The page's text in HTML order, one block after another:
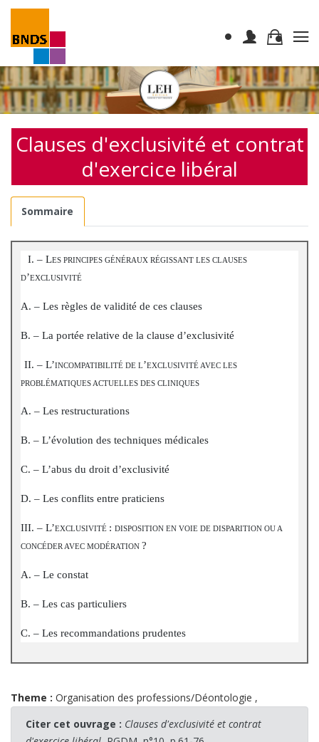
Clauses d'exclusivité et contrat
d'exercice libéral
Sommaire
I. – LES PRINCIPES GÉNÉRAUX RÉGISSANT LES CLAUSES
D’EXCLUSIVITÉ
A. – Les règles de validité de ces clauses
B. – La portée relative de la clause d’exclusivité
II. – L’INCOMPATIBILITÉ DE L’EXCLUSIVITÉ AVEC LES
PROBLÉMATIQUES ACTUELLES DES CLINIQUES
A. – Les restructurations
B. – L’évolution des techniques médicales
C. – L’abus du droit d’exclusivité
D. – Les conflits entre praticiens
III. – L’EXCLUSIVITÉ : DISPOSITION EN VOIE DE DISPARITION OU A
CONCÉDER AVEC MODÉRATION ?
A. – Le constat
B. – Les cas particuliers
C. – Les recommandations prudentes
Theme : Organisation des professions/Déontologie ,
Citer cet ouvrage : Clauses d'exclusivité et contrat